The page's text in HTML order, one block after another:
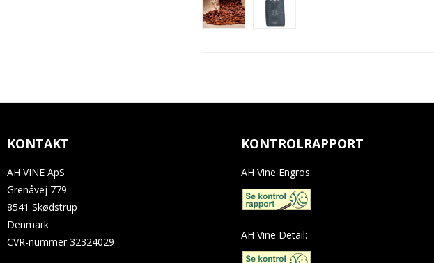
KONTAKT
AH VINE ApS
Grenåvej 779
8541 Skødstrup
Denmark
CVR-nummer32324029
KONTROLRAPPORT
AH Vine Engros:
AH Vine Detail: